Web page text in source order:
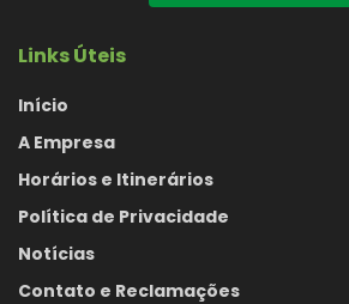
Links Úteis
Início
A Empresa
Horários e Itinerários
Política de Privacidade
Notícias
Contato e Reclamações